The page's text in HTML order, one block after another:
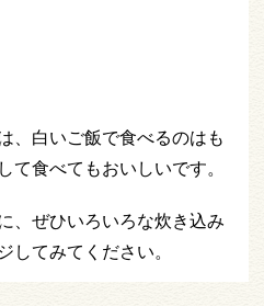
、白いご飯で食べるのはも
食べてもおいしいです。
、ぜひいろいろな炊き込み
してみてください。